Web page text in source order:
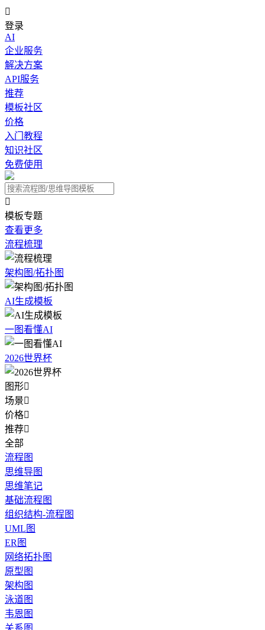

登录
AI
企业服务
解决方案
API服务
推荐
模板社区
价格
入门教程
知识社区
免费使用

模板专题
查看更多
流程梳理
架构图/拓扑图
AI生成模板
一图看懂AI
2026世界杯
图形
场景
价格
推荐
全部
流程图
思维导图
思维笔记
基础流程图
组织结构-流程图
UML图
ER图
网络拓扑图
原型图
架构图
泳道图
韦恩图
关系图